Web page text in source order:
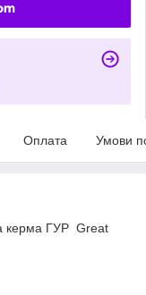
Оплата Умови
керма ГУР Great